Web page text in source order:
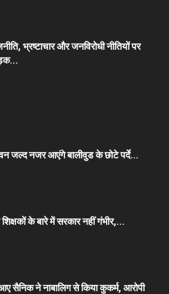
भ्रष्टाचार और जनविरोधी नीतियों पर
जल्द नजर आएंगे बालीवुड के छोटे पर्दे...
शिक्षकों के बारे में सरकार नहीं गंभीर,...
सैनिक ने नाबालिग से किया कुकर्म, आरोपी